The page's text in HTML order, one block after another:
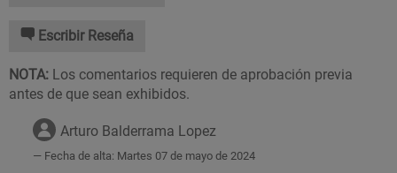
Escribir Reseña
NOTA: Los comentarios requieren de aprobación previa
antes de que sean exhibidos.
Arturo Balderrama Lopez
Fecha de alta: Martes 07 de mayo de 2024